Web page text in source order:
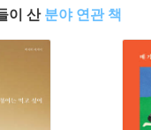
이 산 분야 연관 책